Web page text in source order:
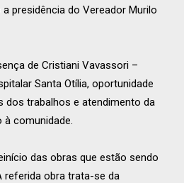
presidência do Vereador Murilo
de Cristiani Vavassori –
Santa Otília, oportunidade
dos trabalhos e atendimento da
comunidade.
das obras que estão sendo
referida obra trata-se da